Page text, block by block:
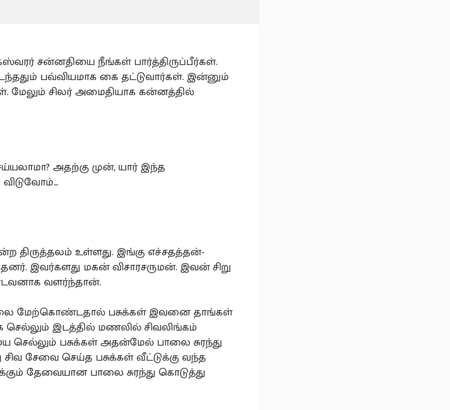
சன்னதியை நீங்கள் பார்த்திருப்பீர்கள்.
பவ்வியமாக கை தட்டுவார்கள். இன்னும்
மேலும் சிலர் அமைதியாக கன்னத்தில்
அதற்கு முன், யார் இந்த
திருத்தலம் உள்ளது. இங்கு எச்சதத்தன்-
இவர்களது மகன் விசாரசருமன். இவன் சிறு
வளர்ந்தான்.
மேற்கொண்டதால் பசுக்கள் இவனை தாங்கள்
செல்லும் இடத்தில் மணலில் சிவலிங்கம்
செல்லும் பசுக்கள் அதன்மேல் பாலை சுரந்து
சேவை செய்த பசுக்கள் வீட்டுக்கு வந்த
தேவையான பாலை சுரந்து கொடுத்து